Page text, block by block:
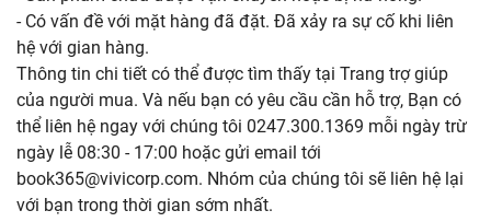
- Có vấn đề với mặt hàng đã đặt. Đã xảy ra sự cố khi liên
hệ với gian hàng.
Thông tin chi tiết có thể được tìm thấy tại Trang trợ giúp
của người mua. Và nếu bạn có yêu cầu cần hỗ trợ, Bạn có
thể liên hệ ngay với chúng tôi 0247.300.1369 mỗi ngày trừ
ngày lễ 08:30 - 17:00 hoặc gửi email tới
book365@vivicorp.com. Nhóm của chúng tôi sẽ liên hệ lại
với bạn trong thời gian sớm nhất.